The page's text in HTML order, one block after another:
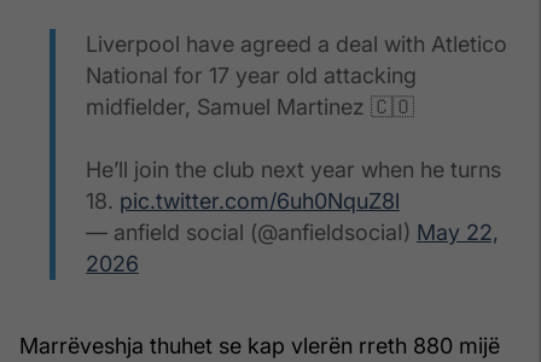
Liverpool have agreed a deal with Atletico
National for 17 year old attacking
midfielder, Samuel Martinez 🇨🇴
He’ll join the club next year when he turns
18. pic.twitter.com/6uh0NquZ8l
— anfield social (@anfieldsociaI) May 22,
2026
Marrëveshja thuhet se kap vlerën rreth 880 mijë